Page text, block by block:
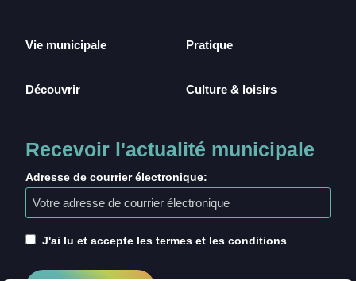
Vie municipale
Découvrir
Pratique
Culture & loisirs
Recevoir l'actualité municipale
Adresse de courrier électronique:
J'ai lu et accepte les termes et les conditions